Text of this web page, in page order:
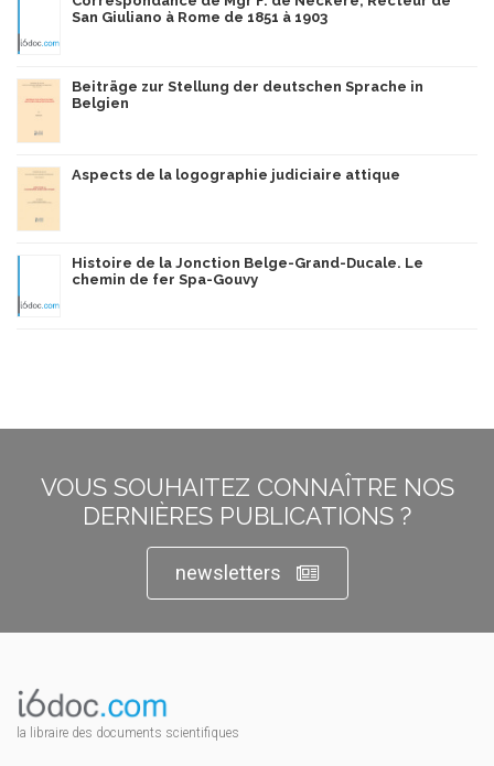
San Giuliano à Rome de 1851 à 1903
Beiträge zur Stellung der deutschen Sprache in
Belgien
Aspects de la logographie judiciaire attique
Histoire de la Jonction Belge-Grand-Ducale. Le
chemin de fer Spa-Gouvy
VOUS SOUHAITEZ CONNAÎTRE NOS
DERNIÈRES PUBLICATIONS ?
newsletters
la libraire des documents scientifiques